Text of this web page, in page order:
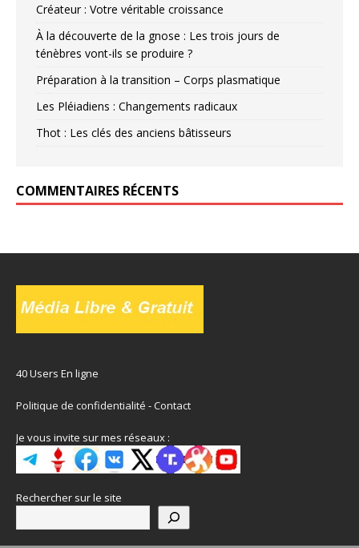
Créateur : Votre véritable croissance
À la découverte de la gnose : Les trois jours de
ténèbres vont-ils se produire ?
Préparation à la transition – Corps plasmatique
Les Pléiadiens : Changements radicaux
Thot : Les clés des anciens bâtisseurs
COMMENTAIRES RÉCENTS
40 Users En ligne
Politique de confidentialité -Contact
Je vous invite sur mes réseaux :
Rechercher sur le site